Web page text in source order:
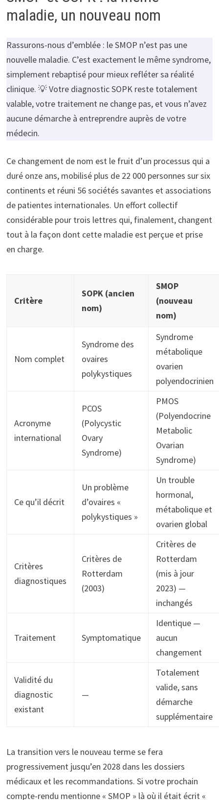
maladie, un nouveau nom
Rassurons-nous d’emblée : le SMOP n’est pas une
nouvelle maladie. C’est exactement le même syndrome,
simplement rebaptisé pour mieux refléter sa réalité
clinique. 💡 Votre diagnostic SOPK reste totalement
valable, votre traitement ne change pas, et vous n’avez
aucune démarche à entreprendre auprès de votre
médecin.
Ce changement de nom est le fruit d’un processus qui a
duré onze ans, mobilisé plus de 22 000 personnes sur six
continents et réuni 56 sociétés savantes et associations
de patientes internationales. Un effort collectif
considérable pour trois lettres qui, finalement, changent
tout à la façon dont cette maladie est perçue et prise
en charge.
Critère
SOPK (ancien
nom)
SMOP
(nouveau
nom)
Nom complet
Syndrome des
ovaires
polykystiques
Syndrome
métabolique
ovarien
polyendocrinien
Acronyme
international
PCOS
(Polycystic
Ovary
Syndrome)
PMOS
(Polyendocrine
Metabolic
Ovarian
Syndrome)
Ce qu’il décrit
Un problème
d’ovaires «
polykystiques »
Un trouble
hormonal,
métabolique et
ovarien global
Critères
diagnostiques
Critères de
Rotterdam
(2003)
Critères de
Rotterdam
(mis à jour
2023) —
inchangés
Traitement Symptomatique
Identique —
aucun
changement
Validité du
diagnostic
existant
—
Totalement
valide, sans
démarche
supplémentaire
La transition vers le nouveau terme se fera
progressivement jusqu’en 2028 dans les dossiers
médicaux et les recommandations. Si votre prochain
compte-rendu mentionne « SMOP » là où il était écrit «